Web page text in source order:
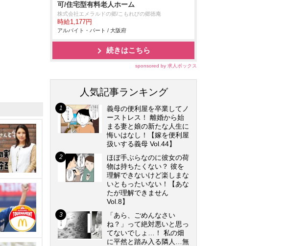
可/住宅型有料老人ホーム
株式会社エメラルドの郷/こもれびの郷徳庵
時給1,177円
アルバイト・パート / 大阪府
続きはこちら
sponsored by 求人ボックス
人気記事ランキング
義母の便利屋を卒業してノ
ーストレス！ 離婚から始
まる妻と娘の新たな人生に
悔いはなし！【嫁を便利屋
扱いする義母 Vol.44】
ほぼ手ぶらなのに彼女の荷
物は持ちたくない？ 彼を
理解できないけど楽しまな
いともったいない！【あな
たが理解できません
Vol.8】
「あら、ごめんなさい
ね？」って絶対悪いと思っ
てないでしょ…！ 私の畑
に平然と踏み入る隣人…無